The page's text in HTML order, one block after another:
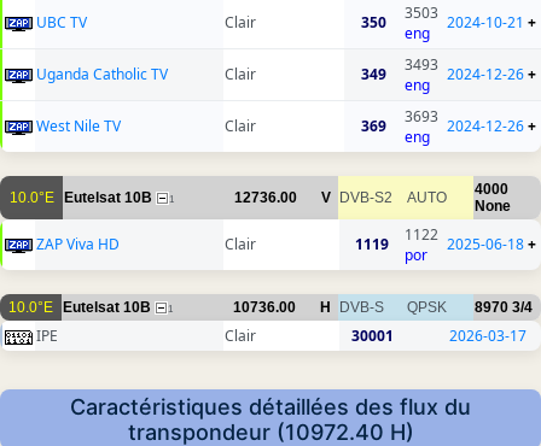
UBC TV Clair 350
3503
eng
2024-10-21 +
Uganda Catholic TV Clair 349
3493
eng
2024-12-26+
West Nile TV Clair 369
3693
eng
2024-12-26+
10.0°E Eutelsat 10B 1 12736.00 V DVB-S2 AUTO
4000
None
ZAP Viva HD Clair 1119
1122
por
2025-06-18+
10.0°E Eutelsat 10B 1 10736.00 H DVB-S QPSK 8970 3/4
IPE Clair 30001 2026-03-17
Caractéristiques détaillées des flux du
transpondeur (10972.40 H)